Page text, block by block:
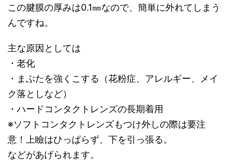
この腱膜の厚みは0.1㎜なので、簡単に外れてしまう
んですね。
主な原因としては
・老化
・まぶたを強くこする（花粉症、アレルギー、メイ
ク落としなど）
・ハードコンタクトレンズの長期着用
※ソフトコンタクトレンズもつけ外しの際は要注
意！上瞼はひっぱらず、下を引っ張る。
などがあげられます。